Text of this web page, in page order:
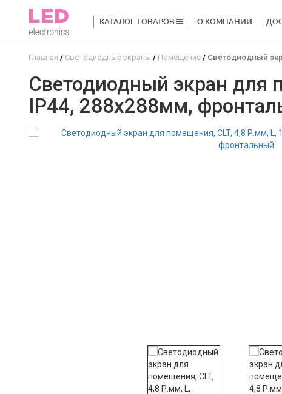
КАТАЛОГ ТОВАРОВ О КОМПАНИИ
Главная Светодиодные экраны Помещение Светодиодный
Светодиодный экран для
IP44, 288x288мм,